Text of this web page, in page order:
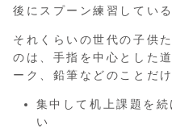
後にスプーン練習してい
それくらいの世代の子供
のは、手指を中心とした
ーク、鉛筆などのことだ
集中して机上課題を
い